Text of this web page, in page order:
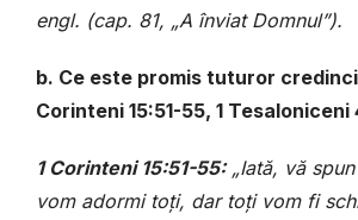
engl. (cap. 81, „A înviat Domnul”).
b. Ce este promis tuturor
Corinteni 15:51-55, 1 Tesaloniceni
1 Corinteni 15:51-55:„Iată, vă
vom adormi toți, dar toți vom fi